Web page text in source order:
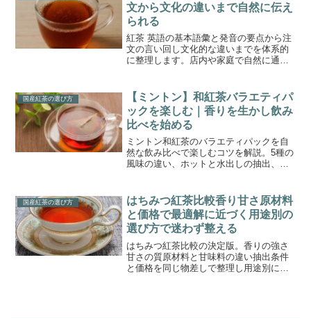
文から文化の違いまで自然に伝え
られる
紅茶 英語の基本語彙と発音の要点から注
文の言い回し文化的な違いまでを体系的
に整理します。店内や家庭で自然に通じ
国産紅茶の選び方
【ミントン】和紅茶バラエティパ
ックを楽しむ｜香りを生かし飲み
比べを始める
ミントン和紅茶のバラエティパックを自
然な飲み比べで楽しむコツを解説。5種の
風味の違い、ホットと水出しの抽出、保
国産紅茶の選び方
はちみつ紅茶比較香り甘さ原材料
と価格で最適解に近づく用途別の
選び方で迷わず整える
はちみつ紅茶比較の決定版。香りの強さ
甘さの質原材料と甘味料の違い抽出条件
と価格を同じ物差しで整理し用途別に迷